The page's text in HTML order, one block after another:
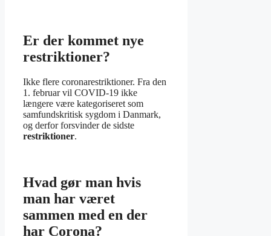
Er der kommet nye
restriktioner?
Ikke flere coronarestriktioner. Fra den
1. februar vil COVID-19 ikke
længere være kategoriseret som
samfundskritisk sygdom i Danmark,
og derfor forsvinder de sidste
restriktioner.
Hvad gør man hvis
man har været
sammen med en der
har Corona?